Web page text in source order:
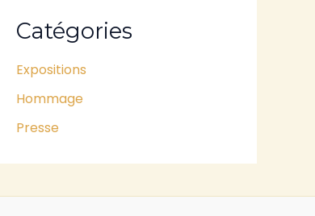
Catégories
Expositions
Hommage
Presse